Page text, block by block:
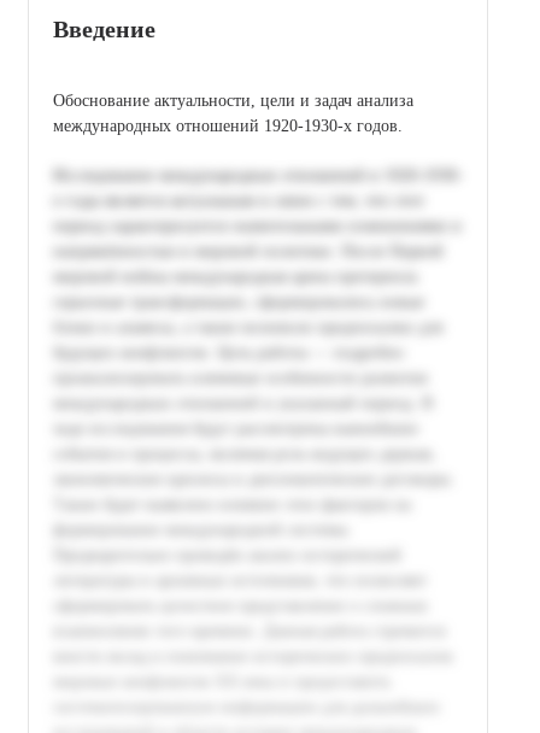
Введение
Обоснование актуальности, цели и задач анализа
международных отношений 1920-1930-х годов.